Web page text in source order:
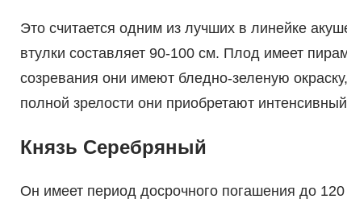
Это считается одним из лучших в линейке
втулки составляет 90-100 см. Плод имеет
созревания они имеют бледно-зеленую
полной зрелости они приобретают
Князь Серебряный
Он имеет период досрочного погашения до